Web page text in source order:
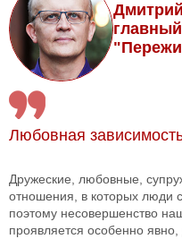
Любовная
Дружеские, любовные,
отношения, в которых люди
поэтому несовершенство
проявляется особенно